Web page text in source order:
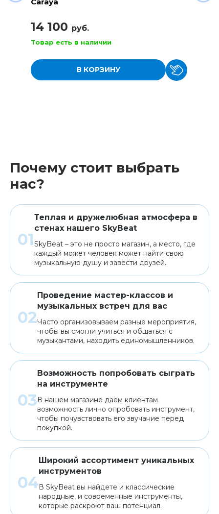
14 100 руб.
Товар есть в наличии
В КОРЗИНУ
Почему стоит выбрать
нас?
Теплая и дружелюбная атмосфера в
стенах нашего SkyBeat
SkyBeat – это не просто магазин, а место, где
каждый может человек может найти свою
музыкальную душу и завести друзей.
Проведение мастер-классов и
музыкальных встреч для вас
Часто организовываем разные мероприятия,
чтобы вы смогли учиться и общаться с
музыкантами, находить единомышленников.
Возможность попробовать сыграть
на инструменте
В нашем магазине даем клиентам
возможность лично опробовать инструмент,
чтобы почувствовать его звучание перед
покупкой.
Широкий ассортимент уникальных
инструментов
В SkyBeat вы найдете и классические
народные, и современные инструменты,
которые раскроют ваш потенциал.